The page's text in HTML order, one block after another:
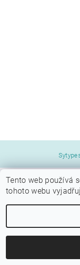
2026 ©
Tento web používá
tohoto webu